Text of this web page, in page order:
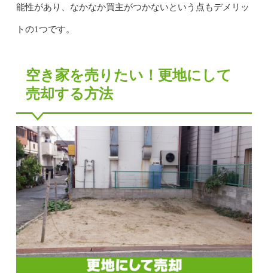
能性があり、なかなか買主がつかないという点もデメリッ
トの1つです。
空き家を売りたい！更地にして
売却する方法